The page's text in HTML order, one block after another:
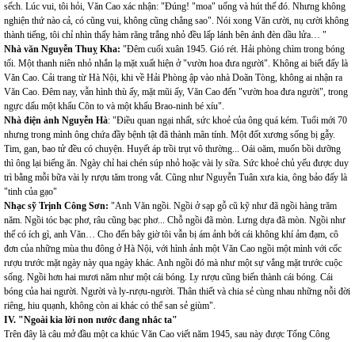
sếch. Lúc vui, tôi hỏi, Văn Cao xác nhận: "Đúng! "moa" uống và hút thế đó. Nhưng không
nghiện thứ nào cả, có cũng vui, không cũng chẳng sao". Nói xong Văn cười, nụ cười không
thành tiếng, tôi chỉ nhìn thấy hàm răng trắng nhỏ đều lấp lánh bên ánh đèn dầu lửa… "
Nhà văn Nguyễn Thuỵ Kha: "Đêm cuối xuân 1945. Gió rét. Hải phòng chìm trong bóng
tối. Một thanh niên nhỏ nhắn lạ mặt xuất hiện ở "vườn hoa đưa người". Không ai biết đấy là
Văn Cao. Cải trang từ Hà Nội, khi về Hải Phòng ập vào nhà Doãn Tòng, không ai nhận ra
Văn Cao. Đêm nay, vẫn hình thù ấy, mặt mũi ấy, Văn Cao đến "vườn hoa đưa người", trong
ngực dấu một khẩu Côn to và một khẩu Brao-ninh bé xíu".
Nhà điện ảnh Nguyễn Hà: "Điều quan ngại nhất, sức khoẻ của ông quá kém. Tuổi mới 70
nhưng trong mình ông chứa đầy bệnh tật đã thành mãn tính. Một đốt xương sống bị gẫy.
Tim, gan, bao tử đều có chuyện. Huyết áp trồi trụt vô thường... Oái oăm, muốn bồi dưỡng
thì ông lại biếng ăn. Ngày chỉ hai chén súp nhỏ hoặc vài ly sữa. Sức khoẻ chủ yếu được duy
trì bằng mỗi bữa vài ly rượu tăm trong vắt. Cũng như Nguyễn Tuân xưa kia, ông bảo đấy là
"tinh của gạo"
Nhạc sỹ Trịnh Công Sơn: "Anh Văn ngồi. Ngồi ở sạp gỗ cũ kỹ như đã ngồi hàng trăm
năm. Ngồi tóc bạc phơ, râu cũng bạc phơ... Chỗ ngồi đã mòn. Lưng dựa đã mòn. Ngồi như
thế có ích gì, anh Văn… Cho đến bây giờ tôi vẫn bị ám ảnh bởi cái không khí ảm đạm, cô
đơn của những mùa thu đông ở Hà Nội, với hình ảnh một Văn Cao ngồi một mình với cốc
rượu trước mặt ngày này qua ngày khác. Anh ngồi đó mà như một sự vắng mặt trước cuộc
sống. Ngồi hơn hai mươi năm như một cái bóng. Ly rượu cũng biến thành cái bóng. Cái
bóng của hai người. Người và ly-rượu-người. Thân thiết và chia sẻ cùng nhau những nỗi đời
riêng, hiu quạnh, không còn ai khác có thể san sẻ giùm".
IV. "Ngoài kia lời non nước đang nhắc ta"
Trên đây là câu mở đầu một ca khúc Văn Cao viết năm 1945, sau này được Tổng Công